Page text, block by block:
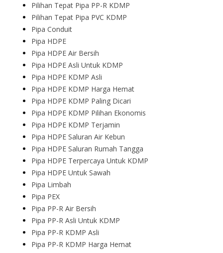
Pilihan Tepat Pipa PP-R KDMP
Pilihan Tepat Pipa PVC KDMP
Pipa Conduit
Pipa HDPE
Pipa HDPE Air Bersih
Pipa HDPE Asli Untuk KDMP
Pipa HDPE KDMP Asli
Pipa HDPE KDMP Harga Hemat
Pipa HDPE KDMP Paling Dicari
Pipa HDPE KDMP Pilihan Ekonomis
Pipa HDPE KDMP Terjamin
Pipa HDPE Saluran Air Kebun
Pipa HDPE Saluran Rumah Tangga
Pipa HDPE Terpercaya Untuk KDMP
Pipa HDPE Untuk Sawah
Pipa Limbah
Pipa PEX
Pipa PP-R Air Bersih
Pipa PP-R Asli Untuk KDMP
Pipa PP-R KDMP Asli
Pipa PP-R KDMP Harga Hemat